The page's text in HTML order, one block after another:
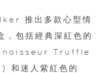
推出多款心型情
，包括經典深紅色的
Truffle
迷人紫紅色的